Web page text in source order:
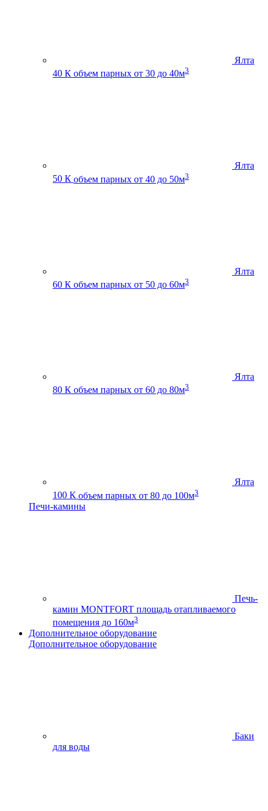
Ялта
40 К объем парных от 30 до 40м3
Ялта
50 К объем парных от 40 до 50м3
Ялта
60 К объем парных от 50 до 60м3
Ялта
80 К объем парных от 60 до 80м3
Ялта
100 К объем парных от 80 до 100м3
Печи-камины
Печь-
камин MONTFORT площадь отапливаемого
помещения до 160м3
Дополнительное оборудование
Дополнительное оборудование
Баки
для воды